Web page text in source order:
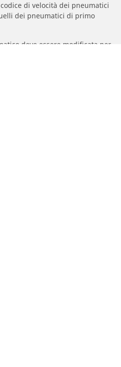
di velocità dei pneumatici
dei pneumatici di primo
deve essere modificata per